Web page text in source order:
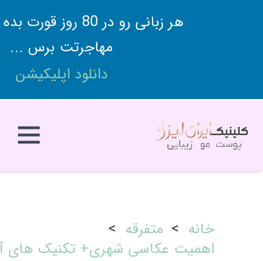
هر زبانی رو در 80 روز
مهاجرتت برس ...
دانلود اپلیکیشن
خانه > متفرقه >
اهمیت عکاسی شهری+ تکنیک های